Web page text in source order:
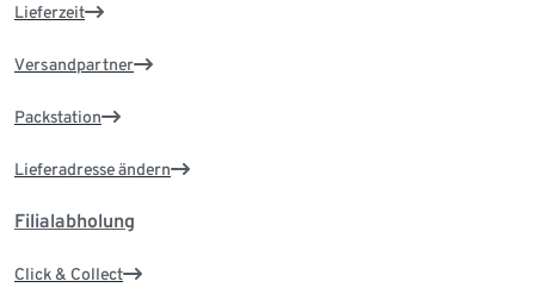
Lieferzeit
Versandpartner
Packstation
Lieferadresse ändern
Filialabholung
Click & Collect